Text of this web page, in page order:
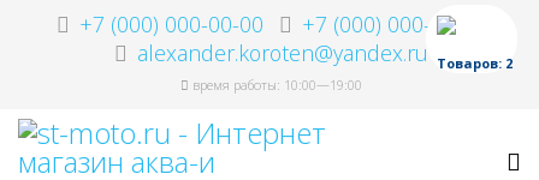
+7 (000) 000-00-00
+7 (000) 000-00-00
alexander.koroten@yandex.ru
время работы: 10:00—19:00
Товаров: 2